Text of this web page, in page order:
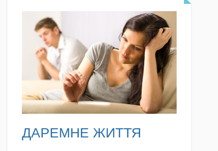
READ MORE
ДАРЕМНЕ ЖИТТЯ